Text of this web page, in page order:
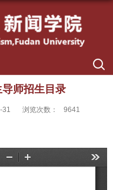
师招生目录
浏览次数： 9641